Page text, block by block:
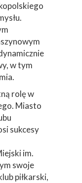
w tym
rolę w
Miasto
sukcesy
im.
swoje
piłkarski,